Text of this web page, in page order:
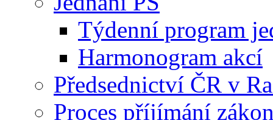
Týdenní program
Harmonogram akcí
Předsednictví ČR v
Proces příjímání